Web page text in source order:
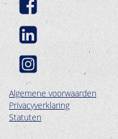
Algemene voorwaarden
Privacyverklaring
Statuten